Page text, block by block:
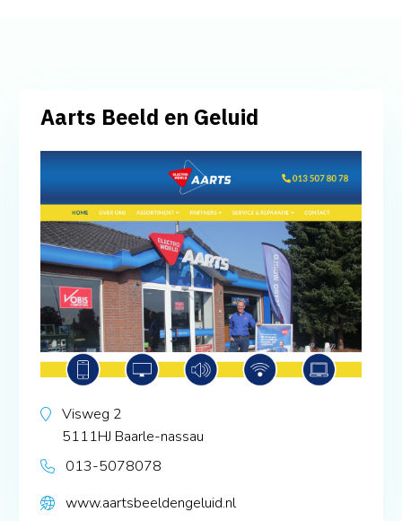
Aarts Beeld en Geluid
Visweg 2
5111HJ Baarle-nassau
013-5078078
www.aartsbeeldengeluid.nl